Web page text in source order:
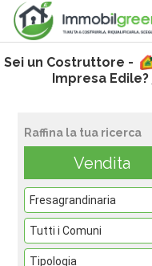
Sei un Costruttore -
Impresa Edile?
Raffina la tua ricerca
Vendita